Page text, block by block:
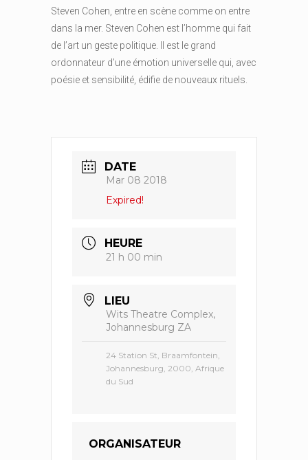
Steven Cohen, entre en scène comme on entre
dans la mer. Steven Cohen est l’homme qui fait
de l’art un geste politique. Il est le grand
ordonnateur d’une émotion universelle qui, avec
poésie et sensibilité, édifie de nouveaux rituels.
DATE
Mar 08 2018
Expired!
HEURE
21 h 00 min
LIEU
Wits Theatre Complex,
Johannesburg ZA
24 Station St, Braamfontein,
Johannesburg, 2000, Afrique
du Sud
ORGANISATEUR